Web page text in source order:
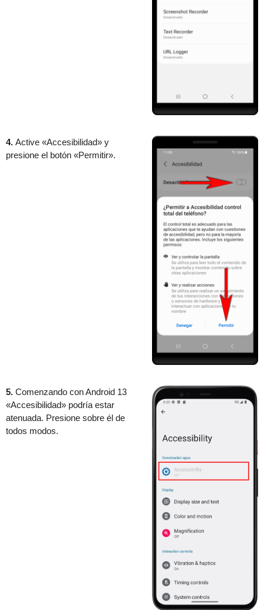
4. Active «Accesibilidad» y
presione el botón «Permitir».
5. Comenzando con Android 13
«Accesibilidad» podría estar
atenuada. Presione sobre él de
todos modos.